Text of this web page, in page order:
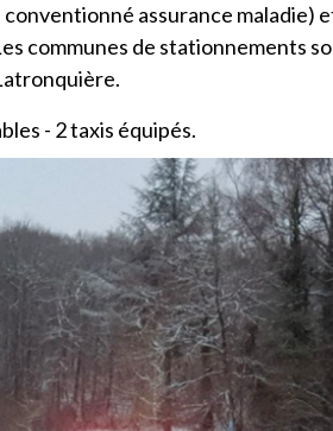
assurance maladie)
communes de stationnements
- 2 taxis équipés.